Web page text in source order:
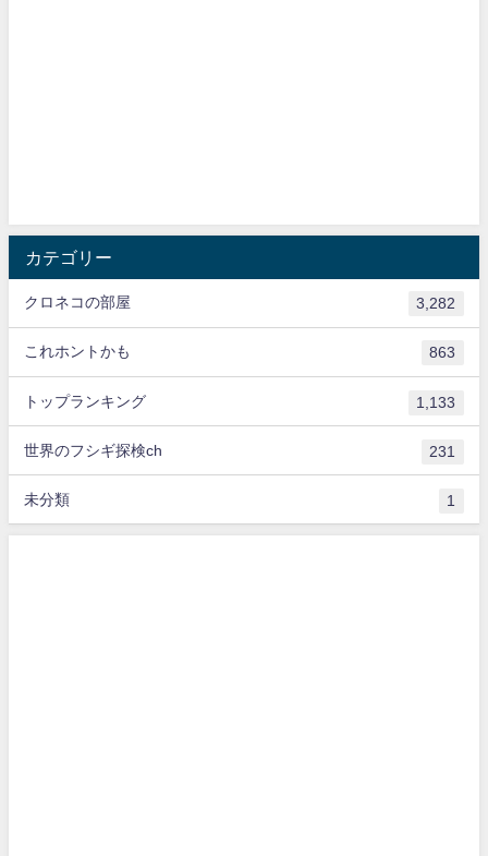
カテゴリー
クロネコの部屋 3,282
これホントかも 863
トップランキング 1,133
世界のフシギ探検ch 231
未分類 1